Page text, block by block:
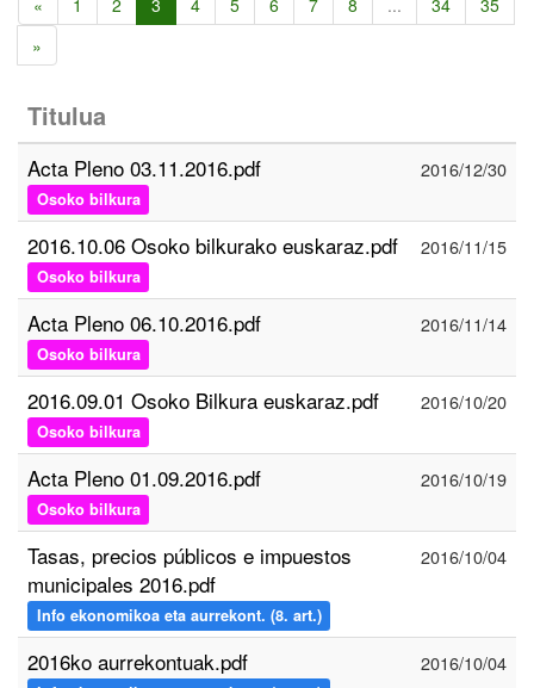
« 1 2 3 4 5 6 7 8 ... 34
35
»
Titulua
Acta Pleno 03.11.2016.pdf
Osoko bilkura
2016/12/30
2016.10.06 Osoko bilkurako euskaraz.pdf
Osoko bilkura
2016/11/15
Acta Pleno 06.10.2016.pdf
Osoko bilkura
2016/11/14
2016.09.01 Osoko Bilkura euskaraz.pdf
Osoko bilkura
2016/10/20
Acta Pleno 01.09.2016.pdf
Osoko bilkura
2016/10/19
Tasas, precios públicos e impuestos
municipales 2016.pdf
Info ekonomikoa eta aurrekont. (8. art.)
2016/10/04
2016ko aurrekontuak.pdf 2016/10/04